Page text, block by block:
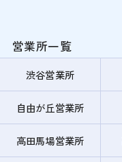
営業所一覧
渋谷営業所
自由が丘営業所
高田馬場営業所